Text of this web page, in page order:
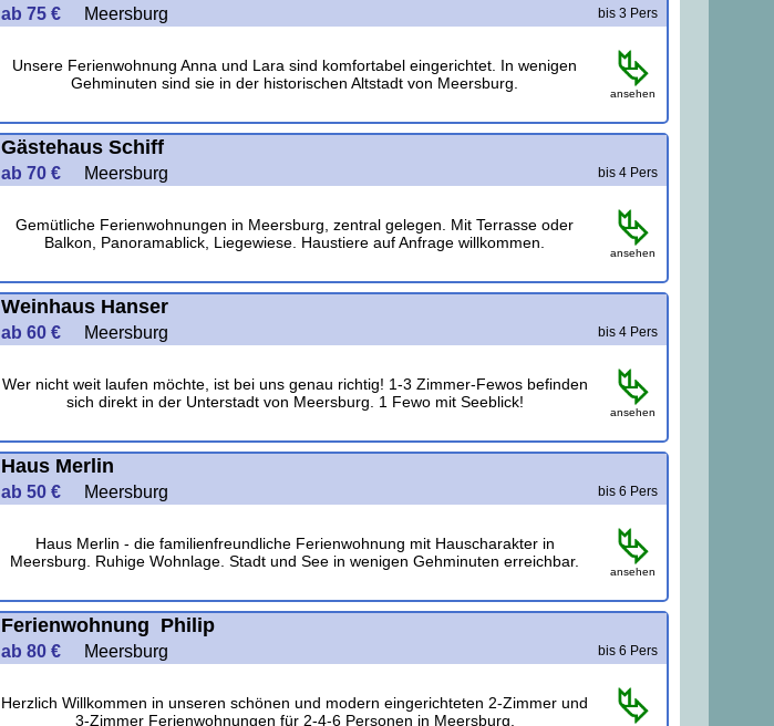
ab 75 € Meersburg bis 3 Pers
Unsere Ferienwohnung Anna und Lara sind komfortabel eingerichtet. In wenigen
Gehminuten sind sie in der historischen Altstadt von Meersburg.
ansehen
Gästehaus Schiff
ab 70 € Meersburg bis 4 Pers
Gemütliche Ferienwohnungen in Meersburg, zentral gelegen. Mit Terrasse oder
Balkon, Panoramablick, Liegewiese. Haustiere auf Anfrage willkommen.
ansehen
Weinhaus Hanser
ab 60 € Meersburg bis 4 Pers
Wer nicht weit laufen möchte, ist bei uns genau richtig! 1-3 Zimmer-Fewos befinden
sich direkt in der Unterstadt von Meersburg. 1 Fewo mit Seeblick!
ansehen
Haus Merlin
ab 50 € Meersburg bis 6 Pers
Haus Merlin - die familienfreundliche Ferienwohnung mit Hauscharakter in
Meersburg. Ruhige Wohnlage. Stadt und See in wenigen Gehminuten erreichbar.
ansehen
Ferienwohnung Philip
ab 80 € Meersburg bis 6 Pers
Herzlich Willkommen in unseren schönen und modern eingerichteten 2-Zimmer und
3-Zimmer Ferienwohnungen für 2-4-6 Personen in Meersburg.